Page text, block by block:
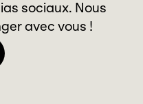
sociaux. Nous
avec vous !